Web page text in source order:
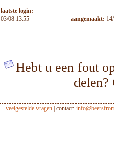
laatste login:
03/08 13:55
aangemaakt:
Hebt u een fout
veelgestelde vragen| contact: